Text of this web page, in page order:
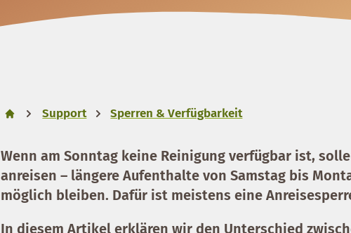
Support Sperren & Verfügbarkeit
Wenn am Sonntag keine Reinigung verfügbar ist,
anreisen – längere Aufenthalte von Samstag bis
möglich bleiben. Dafür ist meistens eine
In diesem Artikel erklären wir den Unterschied